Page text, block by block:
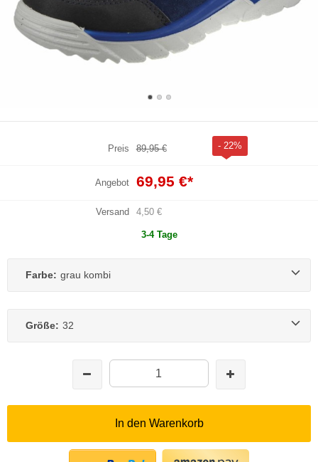
Preis 89,95 € - 22%
Angebot 69,95 €*
Versand 4,50 €
3-4 Tage
Farbe: grau kombi
Größe: 32
In den Warenkorb